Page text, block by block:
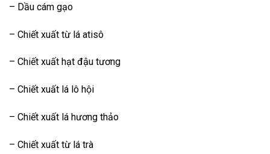
– Dầu cám gạo
– Chiết xuất từ ​​lá atisô
– Chiết xuất hạt đậu tương
– Chiết xuất lá lô hội
– Chiết xuất lá hương thảo
– Chiết xuất từ ​​lá trà